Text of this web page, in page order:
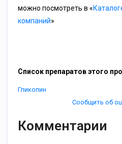
можно посмотреть в «
компаний»
Список препаратов этого
Гликопин
Сообщить об
Комментарии